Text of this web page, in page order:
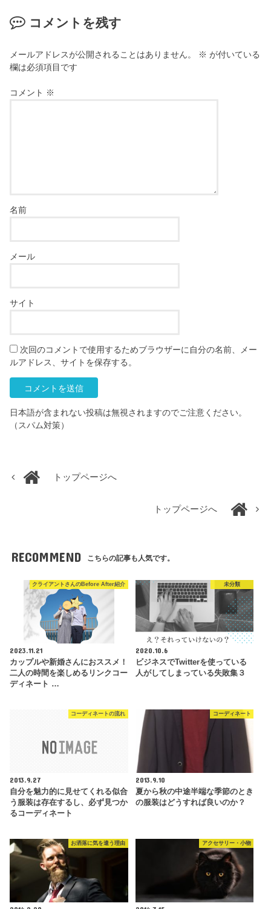
コメントを残す
メールアドレスが公開されることはありません。 ※ が付いている
欄は必須項目です
コメント ※
名前
メール
サイト
次回のコメントで使用するためブラウザーに自分の名前、メー
ルアドレス、サイトを保存する。
日本語が含まれない投稿は無視されますのでご注意ください。
（スパム対策）
トップページへ
トップページへ
RECOMMEND こちらの記事も人気です。
クライアントさんのBefore After紹介
2023.11.21
カップルや新婚さんにおススメ！
二人の時間を楽しめるリンクコー
ディネート …
未分類
2020.10.6
ビジネスでTwitterを使っている
人がしてしまっている失敗集３
コーディネートの流れ
2013.9.27
自分を魅力的に見せてくれる似合
う服装は存在するし、必ず見つか
るコーディネート
コーディネート
2013.9.10
夏から秋の中途半端な季節のとき
の服装はどうすれば良いのか？
お洒落に気を遣う理由 アクセサリー・小物